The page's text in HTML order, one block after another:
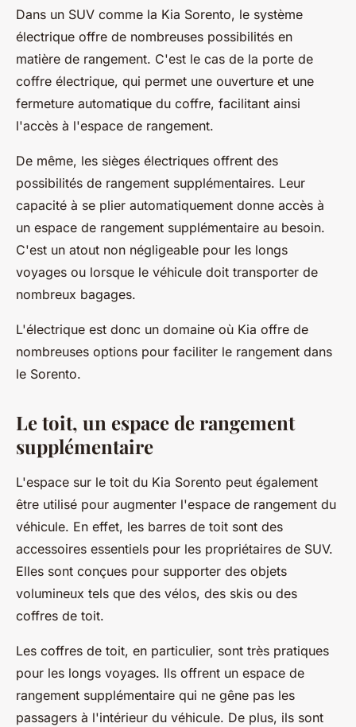
Dans un SUV comme la Kia Sorento, le système
électrique offre de nombreuses possibilités en
matière de rangement. C'est le cas de la porte de
coffre électrique, qui permet une ouverture et une
fermeture automatique du coffre, facilitant ainsi
l'accès à l'espace de rangement.
De même, les sièges électriques offrent des
possibilités de rangement supplémentaires. Leur
capacité à se plier automatiquement donne accès à
un espace de rangement supplémentaire au besoin.
C'est un atout non négligeable pour les longs
voyages ou lorsque le véhicule doit transporter de
nombreux bagages.
L'électrique est donc un domaine où Kia offre de
nombreuses options pour faciliter le rangement dans
le Sorento.
Le toit, un espace de rangement
supplémentaire
L'espace sur le toit du Kia Sorento peut également
être utilisé pour augmenter l'espace de rangement du
véhicule. En effet, les barres de toit sont des
accessoires essentiels pour les propriétaires de SUV.
Elles sont conçues pour supporter des objets
volumineux tels que des vélos, des skis ou des
coffres de toit.
Les coffres de toit, en particulier, sont très pratiques
pour les longs voyages. Ils offrent un espace de
rangement supplémentaire qui ne gêne pas les
passagers à l'intérieur du véhicule. De plus, ils sont